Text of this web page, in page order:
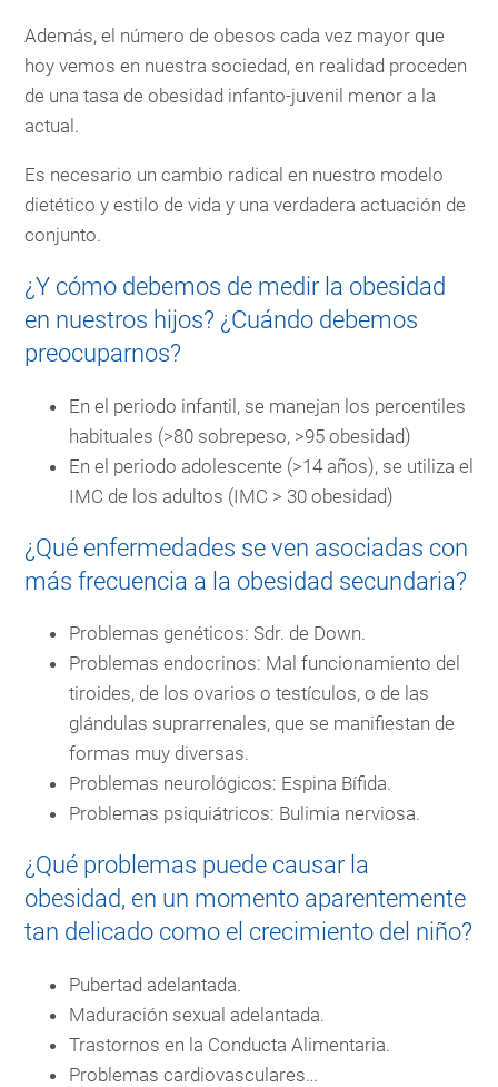
Además, el número de obesos cada vez mayor que
hoy vemos en nuestra sociedad, en realidad proceden
de una tasa de obesidad infanto-juvenil menor a la
actual.
Es necesario un cambio radical en nuestro modelo
dietético y estilo de vida y una verdadera actuación de
conjunto.
¿Y cómo debemos de medir la obesidad
en nuestros hijos? ¿Cuándo debemos
preocuparnos?
En el periodo infantil, se manejan los percentiles
habituales (>80 sobrepeso, >95 obesidad)
En el periodo adolescente (>14 años), se utiliza el
IMC de los adultos (IMC > 30 obesidad)
¿Qué enfermedades se ven asociadas con
más frecuencia a la obesidad secundaria?
Problemas genéticos: Sdr. de Down.
Problemas endocrinos: Mal funcionamiento del
tiroides, de los ovarios o testículos, o de las
glándulas suprarrenales, que se manifiestan de
formas muy diversas.
Problemas neurológicos: Espina Bífida.
Problemas psiquiátricos: Bulimia nerviosa.
¿Qué problemas puede causar la
obesidad, en un momento aparentemente
tan delicado como el crecimiento del niño?
Pubertad adelantada.
Maduración sexual adelantada.
Trastornos en la Conducta Alimentaria.
Problemas cardiovasculares…